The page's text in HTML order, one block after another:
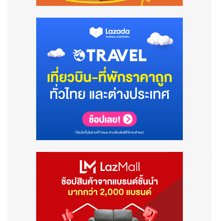
ผลกระทบและภาวะแทรกซ้อน
แม้โรคกรดไหลย้อนจะดูเหมือนเป็นปัญหาสุขภาพที่ไม่รุนแรงใ
นช่วงแรกจนทำให้หลายคนละเลย คิดว่า ไม่อันตราย แต่อากา
รที่ไม่ได้รับการดูแลอย่างเหมาะสม อาจลุกลามจนส่งผลกระท
บต่อการใช้ชีวิตประจำวัน และนำไปสู่ภาวะแทรกซ้อนที่รุนแรงใ
นอนาคตได้
ผลกระทบระยะสั้น
คุณภาพชีวิตแย่ลง : เมื่อมีอาการผิดปกติจากกรดไหลย้
อน อาจสร้างความรู้สึกไม่สบายตัว ทำให้รบกวนการดำเ
นินชีวิตประจำวัน เช่น การนอนหลับ การรับประทานอาห
าร
ลดประสิทธิภาพการทำงาน : อาการที่เกิดซ้ำ ๆ อาจทำใ
ห้ประสิทธิภาพการทำงานลดลง จำเป็นจะต้องหยุดงาน
หรือขาดงานบ่อย ๆ